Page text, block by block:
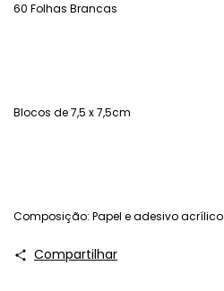
60 Folhas Brancas
Blocos de 7,5 x 7,5cm
Composição: Papel e adesivo acrílico
Compartilhar